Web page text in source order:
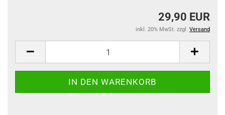
29,90 EUR
inkl. 20% MwSt. zzgl. Versand